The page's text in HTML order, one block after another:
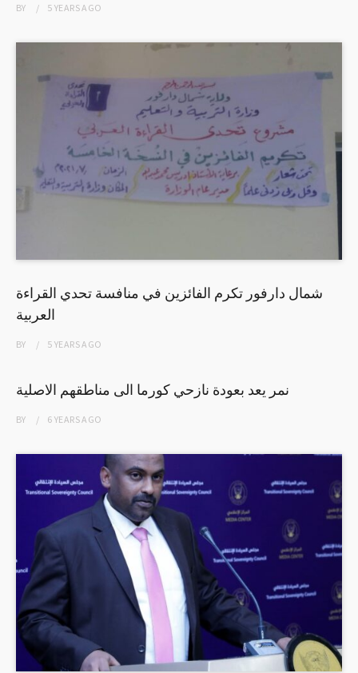
BY 5 YEARSAGO
شمال دارفور تكرم الفائزين في منافسة تحدي القراءة
العربية
BY 5 YEARSAGO
نمر يعد بعودة نازحي كورما الى مناطقهم الاصلية
BY 6 YEARSAGO